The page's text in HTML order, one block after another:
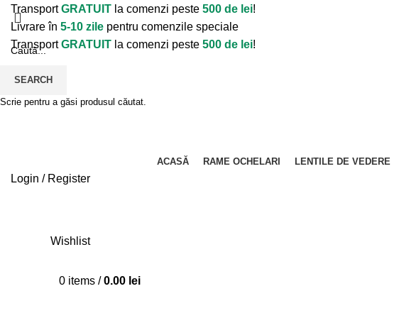
TransportGRATUIT la comenzi peste 500 de lei!
Livrare în 5-10 zile pentru comenzile speciale
TransportGRATUIT la comenzi peste 500 de lei!
ACASĂ RAME OCHELARI LENTILE DE VEDERE
Login / Register
Wishlist
0 items / 0.00 lei
SEARCH
Scrie pentru a găsi produsul căutat.